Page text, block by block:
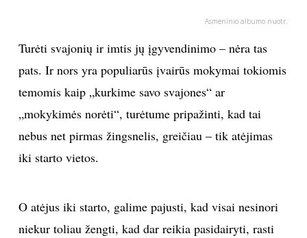
POLITIKA
KULTŪRA
LAISVALAIKIS
KINAS
MUZIKA
Asmeninio albumo nuotr.
Turėti svajonių ir imtis jų įgyvendinimo – nėra tas
pats. Ir nors yra populiarūs įvairūs mokymai tokiomis
temomis kaip „kurkime savo svajones“ ar
„mokykimės norėti“, turėtume pripažinti, kad tai
nebus net pirmas žingsnelis, greičiau – tik atėjimas
iki starto vietos.
O atėjus iki starto, galime pajusti, kad visai nesinori
niekur toliau žengti, kad dar reikia pasidairyti, rasti